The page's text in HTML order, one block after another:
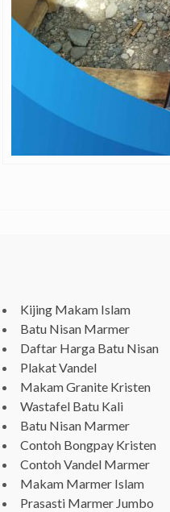
Kijing Makam Islam
Batu Nisan Marmer
Daftar Harga Batu Nisan
Plakat Vandel
Makam Granite Kristen
Wastafel Batu Kali
Batu Nisan Marmer
Contoh Bongpay Kristen
Contoh Vandel Marmer
Makam Marmer Islam
Prasasti Marmer Jumbo